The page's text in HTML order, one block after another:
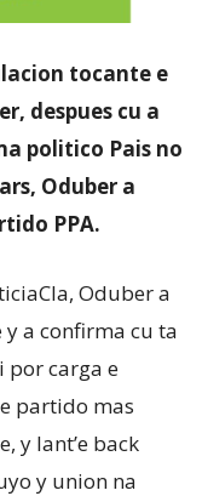
tocante e
despues cu a
politico Pais no
Oduber a
PPA.
Oduber a
a confirma cu ta
por carga e
partido mas
y lant’e back
y union na